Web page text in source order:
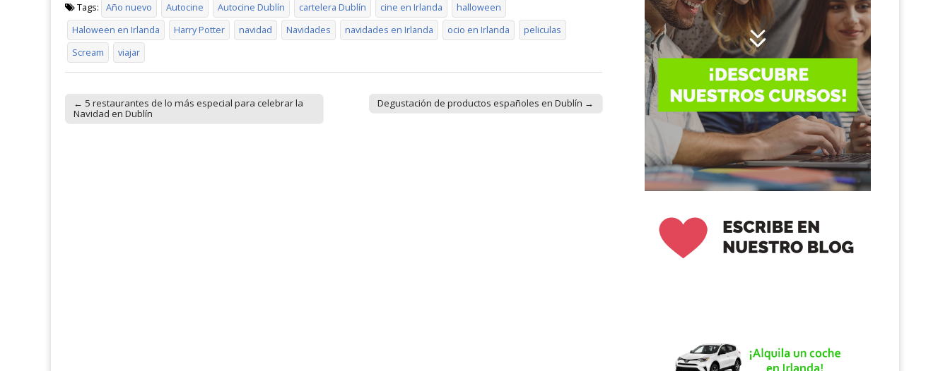
Tags: Año nuevo Autocine Autocine Dublín cartelera Dublín cine en Irlanda
halloween
Haloween en Irlanda
Harry Potter navidad Navidades navidades en Irlanda ocio en Irlanda
peliculas
Scream
viajar
Post navigation
← 5 restaurantes de lo más especial para celebrar la
Navidad en Dublín
Degustación de productos españoles en Dublín →